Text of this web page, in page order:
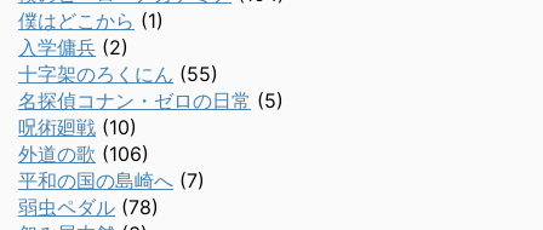
僕はどこから (1)
入学傭兵 (2)
十字架のろくにん (55)
名探偵コナン・ゼロの日常 (5)
呪術廻戦 (10)
外道の歌 (106)
平和の国の島崎へ (7)
弱虫ペダル (78)